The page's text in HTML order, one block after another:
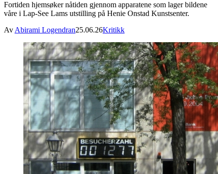
Fortiden hjemsøker nåtiden gjennom apparatene som lager bildene
våre i Lap-See Lams utstilling på Henie Onstad Kunstsenter.
AvAbirami Logendran25.06.26Kritikk